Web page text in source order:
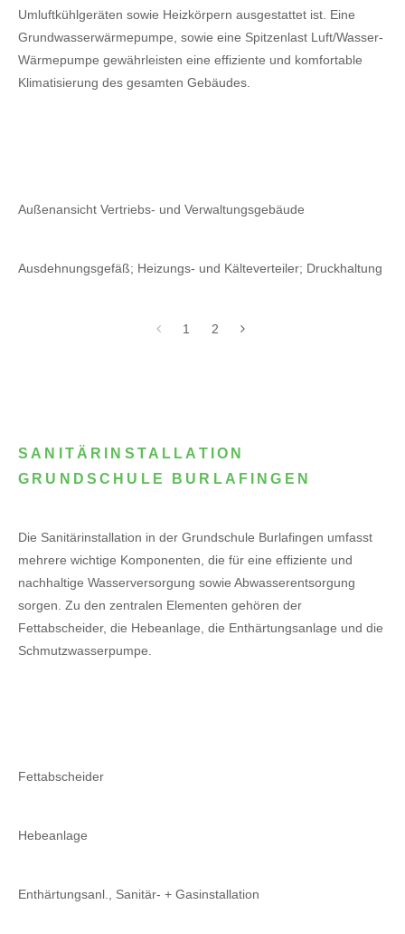
Umluftkühlgeräten sowie Heizkörpern ausgestattet ist. Eine
Grundwasserwärmepumpe, sowie eine Spitzenlast Luft/Wasser-
Wärmepumpe gewährleisten eine effiziente und komfortable
Klimatisierung des gesamten Gebäudes.
Außenansicht Vertriebs- und Verwaltungsgebäude
Ausdehnungsgefäß; Heizungs- und Kälteverteiler; Druckhaltung
1 2
SANITÄRINSTALLATION
GRUNDSCHULE BURLAFINGEN
Die Sanitärinstallation in der Grundschule Burlafingen umfasst
mehrere wichtige Komponenten, die für eine effiziente und
nachhaltige Wasserversorgung sowie Abwasserentsorgung
sorgen. Zu den zentralen Elementen gehören der
Fettabscheider, die Hebeanlage, die Enthärtungsanlage und die
Schmutzwasserpumpe.
Fettabscheider
Hebeanlage
Enthärtungsanl., Sanitär- + Gasinstallation